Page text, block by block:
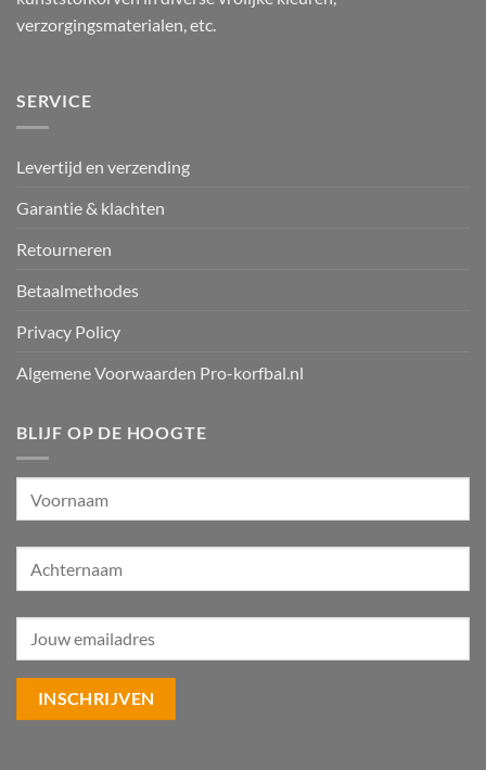
verzorgingsmaterialen, etc.
SERVICE
Levertijd en verzending
Garantie & klachten
Retourneren
Betaalmethodes
Privacy Policy
Algemene Voorwaarden Pro-korfbal.nl
BLIJF OP DE HOOGTE